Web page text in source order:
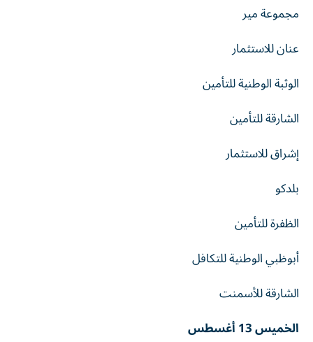
مجموعة مير
عنان للاستثمار
الوثبة الوطنية للتأمين
الشارقة للتأمين
إشراق للاستثمار
بلدكو
الظفرة للتأمين
أبوظبي الوطنية للتكافل
الشارقة للأسمنت
الخميس 13 أغسطس